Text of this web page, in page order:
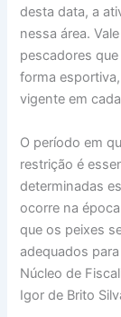
desta data, a
nessa área.
pescadores
forma
vigente em
O período em
restrição é
determinadas
ocorre na
que os peixes
adequados
Núcleo de
Igor de Brito